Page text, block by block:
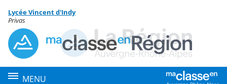
Menu de la rubrique
Contenu
Lycée Vincent d'Indy
Privas
MENU